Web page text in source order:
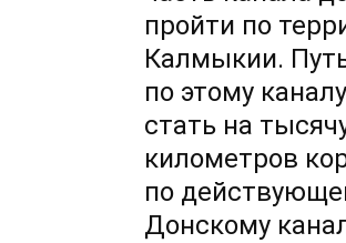
пройти по
Калмыкии.
по этому
стать на
километров
по
Донскому